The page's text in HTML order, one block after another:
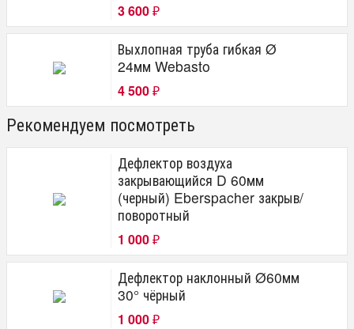
3 600 ₽
Выхлопная труба гибкая Ø
24мм Webasto
4 500 ₽
Рекомендуем посмотреть
Дефлектор воздуха
закрывающийся D 60мм
(черный) Eberspacher закрыв/
поворотный
1 000 ₽
Дефлектор наклонный Ø60мм
30° чёрный
1 000 ₽